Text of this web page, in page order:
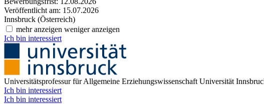
Veröffentlicht am: 15.07.2026
Innsbruck (Österreich)
mehr anzeigen weniger anzeigen
Ich bin interessiert
Universitätsprofessur für Allgemeine Erziehungswissenschaft Universität
Ich bin interessiert
Ich bin interessiert